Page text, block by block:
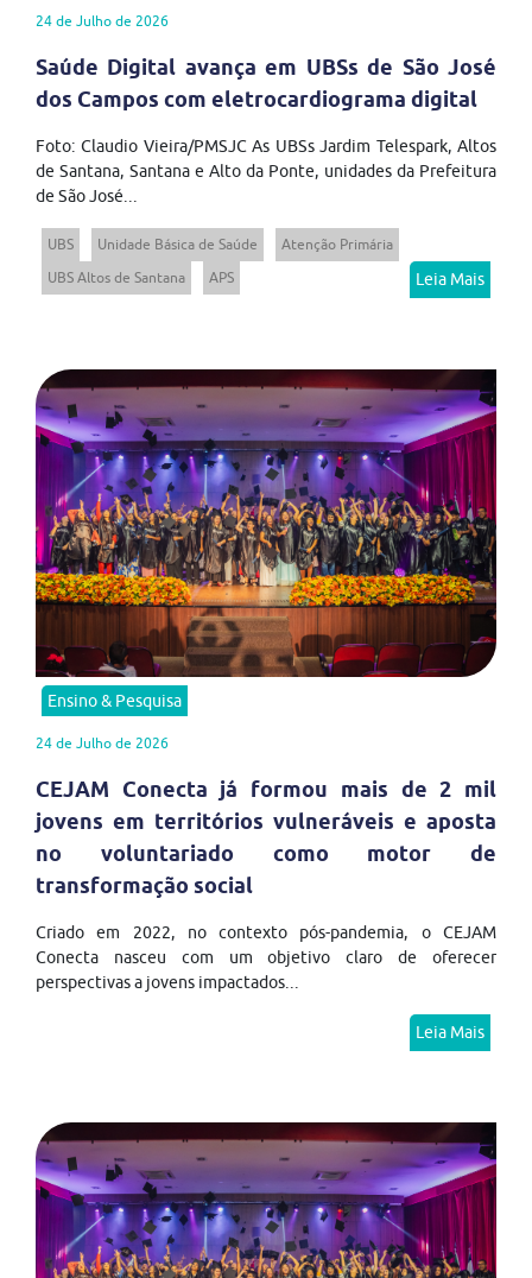
24 de Julho de 2026
Saúde Digital avança em UBSs de São José
dos Campos com eletrocardiograma digital
Foto: Claudio Vieira/PMSJC As UBSs Jardim Telespark, Altos
de Santana, Santana e Alto da Ponte, unidades da Prefeitura
de São José...
UBS Unidade Básica de Saúde
Atenção Primária
UBS Altos de Santana
APS Leia Mais
Ensino & Pesquisa
24 de Julho de 2026
CEJAM Conecta já formou mais de 2 mil
jovens em territórios vulneráveis e aposta
no voluntariado como motor de
transformação social
Criado em 2022, no contexto pós-pandemia, o CEJAM
Conecta nasceu com um objetivo claro de oferecer
perspectivas a jovens impactados...
Leia Mais